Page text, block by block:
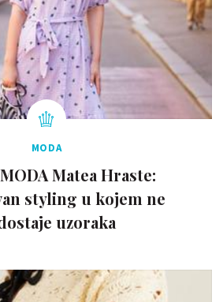
MODA
Matea Hraste:
styling u kojem ne
uzoraka